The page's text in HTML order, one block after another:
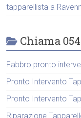
tapparellista a
Chiama
Fabbro pronto
Pronto Intervento
Pronto Intervento
Riparazione